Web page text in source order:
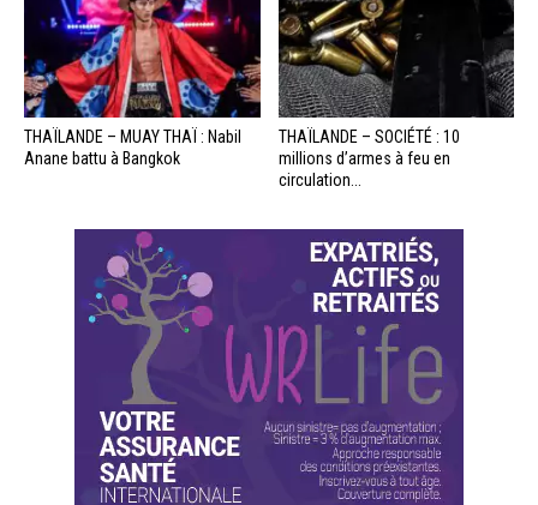
THAÏLANDE – MUAY THAÏ : Nabil
Anane battu à Bangkok
THAÏLANDE – SOCIÉTÉ : 10
millions d’armes à feu en
circulation...